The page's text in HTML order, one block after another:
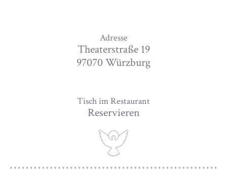
Adresse
Theaterstraße 19
97070 Würzburg
Tisch im Restaurant
Reservieren